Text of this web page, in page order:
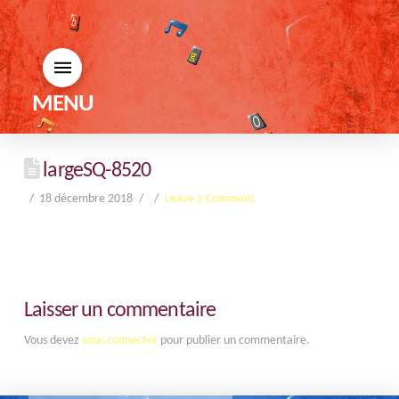
MENU
largeSQ-8520
18 décembre 2018 Leave a Comment
Laisser un commentaire
Vous devez vous connecterpour publier un commentaire.